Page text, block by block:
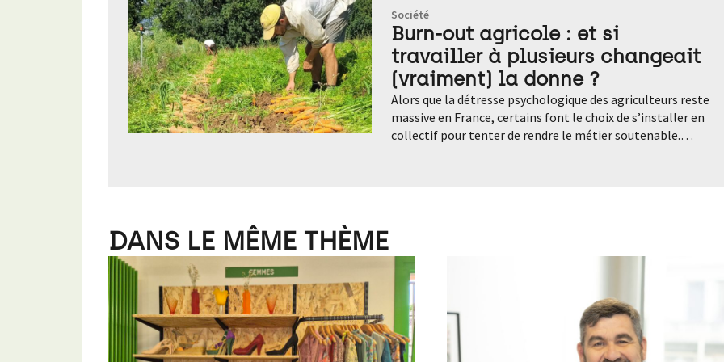
Société
Burn-out agricole : et si
travailler à plusieurs changeait
(vraiment) la donne ?
Alors que la détresse psychologique des agriculteurs reste massive en France, certains font le choix de s’installer en collectif pour tenter de rendre le métier soutenable. Mutualisation du travail, partage de la charge mentale et des coûts financiers, remplaçabilité : ces fermes à plusieurs promettent de rompre avec l’isolement et l’épuisement. Témoignages et analyses. Le lundi matin, dans cette ferme maraîchère biologique située sur la commune de Curis-au-Mont-d’Or, au Nord de la métropole lyonnaise, personne ne travaille. Pas de récolte, pas de tracteur à l’aube. « C’est non-négociable », sourit Thibault Herreman, 36 ans, l’un des trois associés du GAEC (Groupement agricole d’exploitation en commun) Le Boule d’Or, installé en bord de Saône. Ici, les semaines dépassent rarement les quarante heures, les congés sont planifiés, les week-end tournants, et l’été, quand la chaleur devient trop lourde, le travail se concentre le matin. Une organisation qui leur tient à cœur, dans un monde agricole où l’épuisement est devenu la norme. En France, un agriculteur se suicide tous les jours, selon la Mutualité sociale agricole (MSA). Les exploitants agricoles présentent un risque de suicide supérieur de 20% à celui du reste de la population active. Isolement, surcharge de travail, pression économique, aléas climatiques, injonctions administratives : la détresse psychologique agricole est désormais documentée, mais les réponses structurelles restent limitées. « Travailler 70 heures par semaine, ne pas prendre de vacances pendant des années, être seul face aux décisions, c’est malheureusement le quotidien d’un grand nombre d’agriculteurs », observe Maëla Naël, agricultrice au sein de la Ferme des Folaisons, ferme collective dans le Morbihan. Après avoir quitté son emploi en Ile-de-France, elle s’est engagée dans un projet collectif et a écrit un guide pratique consacré à ces formes d’organisations, nourri de nombreux échanges avec des agriculteurs et agricultrices partout en France. Selon elle, le burn-out agricole n’est pas une succession de drames individuels, mais le symptôme d’un système. « L’agriculture s’est énormément individualisée. Les fermes ont grossi, les agriculteurs ont moins de voisins, moins d’entraide informelle. On demande à une ou deux personnes de porter seules une charge de travail, de décisions et de risques considérables », relate-t-elle. Les chiffres abondent dans ce sens. D’après la MSA, près d’un exploitant sur trois présente des signes de détresse psychologique. Un chiffre très certainement sous-estimé. La confusion entre vie professionnelle et vie personnelle est fréquente, notamment en élevage, où les astreintes sont quotidiennes. « Quand on est seul, il n’y a pas de sas pour décompresser », résume Maëla Naël. La précarité économique est l’une des causes de ce mal-être. En 2020, selon les chiffres de l’INSEE, 17,7% des exploitants agricoles vivaient sous le seuil de pauvreté, contre 14,4% pour l’ensemble de la population. Les maraîchers, les éleveurs ovins et caprins ainsi que les éleveurs de bovins font partie des filières les plus fragiles. « La pression économique, la peur de ne pas rembourser un emprunt, reposent sur très peu d’épaules » ajoute Maëla Naël. Le collectif, entre nécessité et désir de rupture C’est précisément pour ne pas affronter cette réalité seuls que Thibault Herreman et ses deux associés, Félix (34 ans) et Joseph (29 ans), ont choisi de s’installer ensemble. « Aucun de nous n’envisageait une installation en solo. Ce n’était pas le projet, ni humainement, ni en termes de charge de travail », raconte Thibault. Depuis le 1er janvier 2021, ils exploitent 7 hectares de maraîchage biologique, dont deux cultivés, avec vente directe à la ferme et sur les marchés. A l’année, trois associés, un salarié en CDI et deux saisonniers. « S’installer à plusieurs, c’est une manière de rendre le métier soutenable à long terme », assure l’agriculteur. Un constat partagé par Céline Riolo, codirectrice de la coopérative Les Fermes Partagées, créée fin 2021 par et pour des fermes collectives. « Les fermes collectives étaient sur-sollicitées par des porteurs de projet qui voulaient s’installer à plusieurs, sans avoir les outils pour le faire. Il y avait un vrai besoin de formation, d’accompagnement et de mise en réseau », explique-t-elle. Pour elle, le phénomène dépasse largement l’effet de mode. « Quand j’interviens dans les écoles d’ingénieurs agronomes, une très grande majorité d’étudiants se projettent aujourd’hui dans ces installations collectives. Ils ne veulent pas reproduire le modèle de leurs parents. Il y a une rupture assumée avec les schémas traditionnels », fait savoir Céline Riolo. Travailler à plusieurs : un quotidien transformé Au GAEC Le Boule d’Or, chaque début de semaine commence par une réunion. Les tâches sont listées, réparties selon les affinités et la charge de travail : production, administratif, travaux annexes, réparations, marchés. « On travaille très rarement de manière isolée. Même pour des tâches répétitives comme le désherbage, on est ensemble. Ça change énormément l’ambiance », explique Thibault. Les jours de récolte – le mercredi et le vendredi – mobilisent toute l’équipe. Tomates, aubergines, choux, poireaux, melons ou patates douces sont lavés, préparés et conditionnés collectivement. « Être à plusieurs, ça permet aussi de s’amuser. La convivialité fait partie du travail. D’ailleurs, c’est un de nos critères essentiels lorsqu’on recrute : la bonne entente dans l’équipe », confie Thibault Herreman. Surtout, le collectif rend possible ce qui reste rare en agriculture : le repos. « De novembre à début mars, on ne travaille ni le lundi, ni le vendredi après-midi. On a six semaines de vacances par an, avec un système de roulement pour les marchés le week-end ». Dans ce GAEC, les semaines dépassent rarement 40 heures. « On s’organise pour avoir des temps de travail hebdomadaires raisonnables. Si on a de la trésorerie, on préfère embaucher plutôt que s’épuiser. Seuls, ce serait impossible », soutient l’agriculteur. Pour Maëla Naël, cette capacité à se remplacer est absolument centrale. « On peut partir sans que tout s’effondre. Psychologiquement, c’est énorme », assure la spécialiste des fermes collectives. Cette capacité à lever le pied constitue une rupture majeure avec la norme agricole. Dans de nombreuses exploitations individuelles, l’idée même de s’arrêter quelques jours reste impensable, faute de solution de remplacement ou par crainte de pertes économiques. Le collectif introduit une forme de sécurité psychologique. Une charge mentale partagée mais déplacée Pour autant, le collectif n’est pas une solution magique. « Le travail reste difficile. Mais il y a moins de sentiment de solitude », nuance Céline Riolo. « Être plusieurs permet de ne pas être seul face aux décisions d’investissement, aux aléas climatiques, aux accidents de la vie. Si quelqu’un se casse une jambe, la ferme peut continuer, et cela ne met pas en péril l’ensemble de l’exploitation. Si la récolte d’une activité est mauvaise, on peut se rabattre sur d’autres ateliers ». Cette solidarité a cependant un revers. « Décider ensemble combien d’heures on travaille, comment on se rémunère, si on investit ou non, etc, ce sont des sujets lourds, générateurs de tension », souligne Maëla Naël qui a échangé avec bon nombre d’agriculteurs et d’agricultrices installés en collectif. Dans les fermes dites « communes », où recettes et charges sont mutualisées, les enjeux sont encore plus élevés : bénéfices et risques sont partagés. Au GAEC Le Boule d’Or, les associés ont anticipé ces difficultés. « S’associer, c’est un peu comme se mettre en couple », sourit Thibault. Résultat : deux réunions de médiation par an avec un tiers, et un accompagnement professionnel pour mieux comprendre les tempéraments de chacun, prévenir les conflits et apprendre à connaître leurs forces et leurs faiblesses. « On discute de sujets, cela nous permet de dénouer des tensions, d’exprimer des choses pas facile à exprimer dans le courant de nos semaines. Et puis, on se remet en question. Par exemple, on a appris que ce n’est pas parce que l’autre a une autre manière de fonctionner que c’est moins bien », résume Thibault Herreman. Cet accompagnement, c’est aussi le cœur de métier de Céline Riolo. « Les collectifs qui durent sont presque toujours accompagnés sur le volet humain, pour apprendre à communiquer, se confier. On n’est pas formés à coopérer, dans un système qui valorise historiquement la compétition. Investir dans l’humain est souvent vu comme secondaire, alors que c’est ce qui fait tenir une ferme collective sur la durée », souligne la codirectrice des Fermes Partagées. La question de la gouvernance apparaît ici centrale. Tous les collectifs ne fonctionnent pas de la même manière : certains reposent sur une forte horizontalité, d’autres sur une répartition plus marquée des rôles. « Il n’existe pas de modèle idéal », insiste Céline Riolo. « Ce qui compte, c’est que les règles soient explicites et discutées régulièrement. » Sans ce cadre, les conflits latents peuvent s’installer et fragiliser l’ensemble du projet. Un rempart contre le burn-out, mais pas une réponse systémique Le collectif agit surtout comme un amortisseur. Il permet de repérer et d’anticiper les signaux faibles de l’épuisement, de partager la santé mentale, de rendre le travail plus soutenable. Mais il ne règle pas tout. « Le collectif ne supprime pas les causes structurelles du mal-être agricole : prix bas, endettement, normes, aléas climatiques », rappelle Céline Riolo. « C’est une solution parmi d’autres. Notre intention n’est pas que toutes les fermes deviennent collectives, mais de reconnaître que ce mouvement existe et de l’accompagner. Surtout que tout le monde n’est pas fait pour travailler en collectif ». Sans parler des freins institutionnels qui restent nombreux. Banques, dispositifs, d’aides, politiques d’installation : les modèles collectifs sont
DANS LE MÊME THÈME